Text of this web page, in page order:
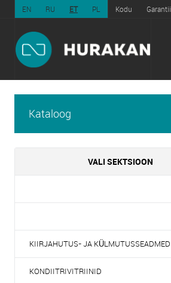
EN RU ET PL Kodu Garantii
Kataloog
VALI SEKTSIOON
KIIRJAHUTUS- JA KÜLMUTUSSEADMED
KONDIITRIVITRIINID